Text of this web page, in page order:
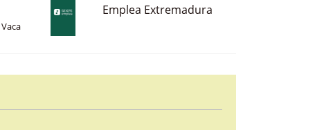
Emplea Extremadura